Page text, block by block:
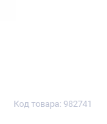
Код товара: 982741